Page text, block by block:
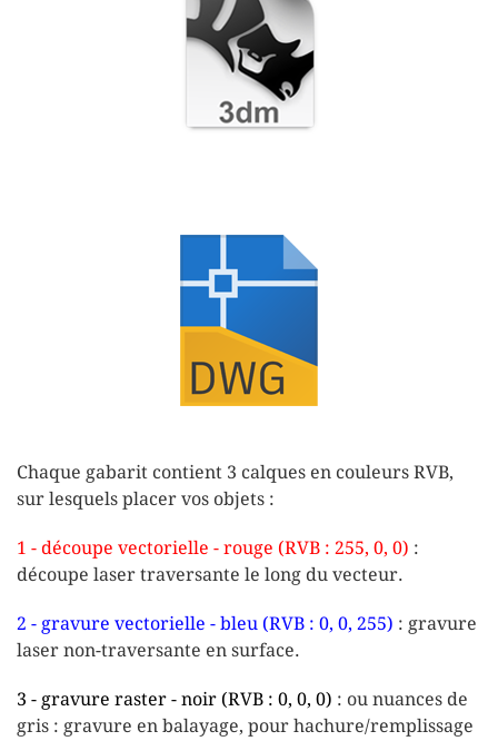
Chaque gabarit contient 3 calques en couleurs RVB,
sur lesquels placer vos objets :
1 - découpe vectorielle - rouge (RVB : 255, 0, 0) :
découpe laser traversante le long du vecteur.
2 - gravure vectorielle - bleu (RVB : 0, 0, 255) : gravure
laser non-traversante en surface.
3 - gravure raster - noir (RVB : 0, 0, 0) : ou nuances de
gris : gravure en balayage, pour hachure/remplissage